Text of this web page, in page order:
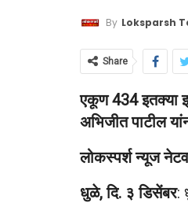
By Loksparsh
Share
एकूण 434 इतक्या
अभिजीत पाटील
लोकस्पर्श न्यूज
धुळे, दि. ३ डिसेंबर: